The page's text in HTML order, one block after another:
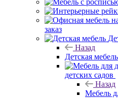
заказ
Назад
Детская мебель
детских садов
Назад
Мебель